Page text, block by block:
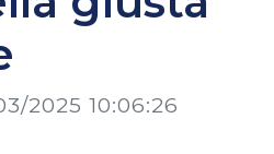
2025 10:06:26